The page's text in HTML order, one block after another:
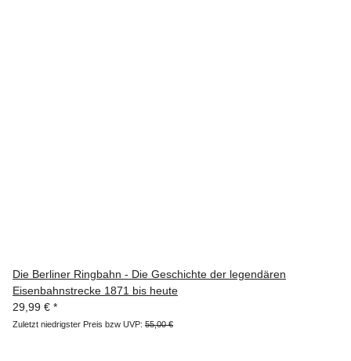
Die Berliner Ringbahn - Die Geschichte der legendären
Eisenbahnstrecke 1871 bis heute
29,99 € *
Zuletzt niedrigster Preis bzw UVP: 55,00 €